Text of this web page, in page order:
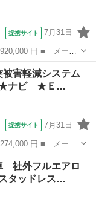
提携サイト 7月31日
グレード名： ハ
能 ハイブリッド保
害軽減システム
★ナビ ★Ｅ…
提携サイト 7月31日
ド名： Ｘ ★衝突
ナビ ★ＥＴＣ ★ス
社外フルエアロ
タッドレス…